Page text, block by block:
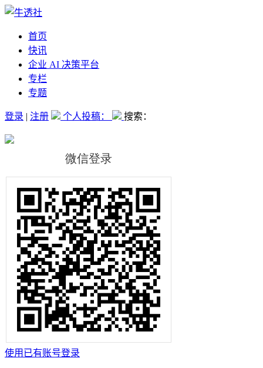
首页
快讯
企业 AI 决策平台
专栏
专题
登录 | 注册 个人投稿： 搜索：
使用已有账号登录